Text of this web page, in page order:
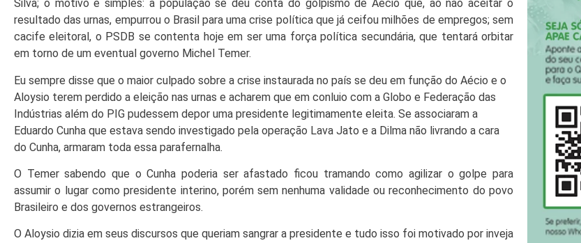
Silva; o motivo é simples: a população se deu conta do golpismo de Aécio que, ao não aceitar o
resultado das urnas, empurrou o Brasil para uma crise política que já ceifou milhões de empregos; sem
cacife eleitoral, o PSDB se contenta hoje em ser uma força política secundária, que tentará orbitar
em torno de um eventual governo Michel Temer.
Eu sempre disse que o maior culpado sobre a crise instaurada no país se deu em função do Aécio e o
Aloysio terem perdido a eleição nas urnas e acharem que em conluio com a Globo e Federação das
Indústrias além do PIG pudessem depor uma presidente legitimamente eleita. Se associaram a
Eduardo Cunha que estava sendo investigado pela operação Lava Jato e a Dilma não livrando a cara
do Cunha, armaram toda essa parafernalha.
O Temer sabendo que o Cunha poderia ser afastado ficou tramando como agilizar o golpe para
assumir o lugar como presidente interino, porém sem nenhuma validade ou reconhecimento do povo
Brasileiro e dos governos estrangeiros.
O Aloysio dizia em seus discursos que queriam sangrar a presidente e tudo isso foi motivado por inveja